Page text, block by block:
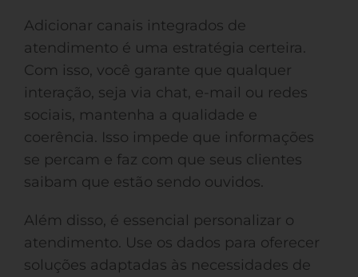
Adicionar canais integrados de
atendimento é uma estratégia certeira.
Com isso, você garante que qualquer
interação, seja via chat, e-mail ou redes
sociais, mantenha a qualidade e
coerência. Isso impede que informações
se percam e faz com que seus clientes
saibam que estão sendo ouvidos.
Além disso, é essencial personalizar o
atendimento. Use os dados para oferecer
soluções adaptadas às necessidades de